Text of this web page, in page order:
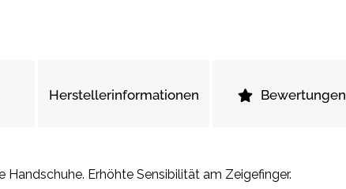
Herstellerinformationen Bewertungen
Erhöhte Sensibilität am Zeigefinger.